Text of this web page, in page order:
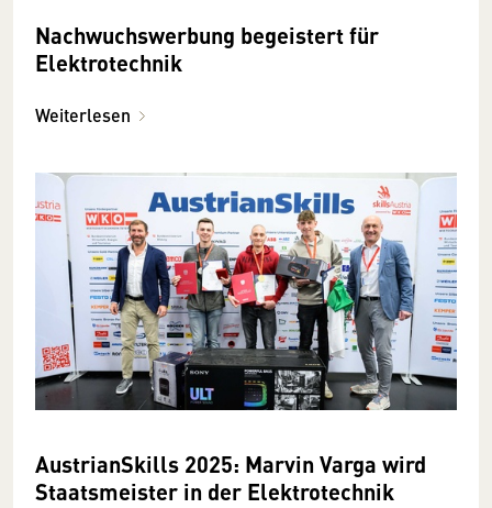
Nachwuchswerbung begeistert für
Elektrotechnik
Weiterlesen
AustrianSkills 2025: Marvin Varga wird
Staatsmeister in der Elektrotechnik